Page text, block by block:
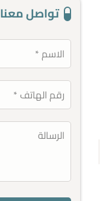
تواصل معنا